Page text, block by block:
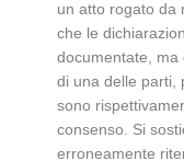
un atto rogato da
che le
documentate, ma
di una delle parti,
sono
consenso. Si
erroneamente